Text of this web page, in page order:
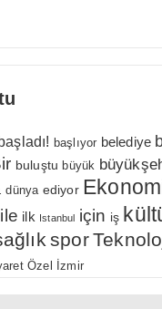
başladı! başlıyor belediye
buluştu büyük
dünya ediyor
ile ilk Istanbul için iş
spor
Özel İzmir